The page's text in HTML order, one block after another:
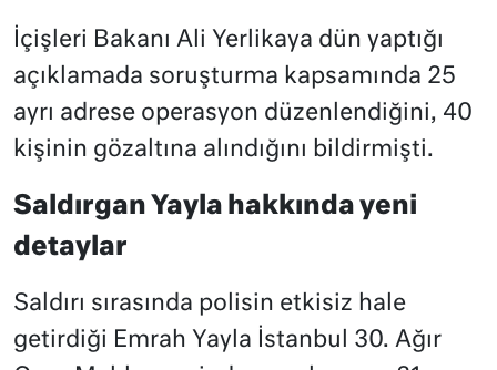
İçişleri Bakanı Ali Yerlikaya dün yaptığı
açıklamada soruşturma kapsamında 25
ayrı adrese operasyon düzenlendiğini, 40
kişinin gözaltına alındığını bildirmişti.
Saldırgan Yayla hakkında yeni
detaylar
Saldırı sırasında polisin etkisiz hale
getirdiği Emrah Yayla İstanbul 30. Ağır